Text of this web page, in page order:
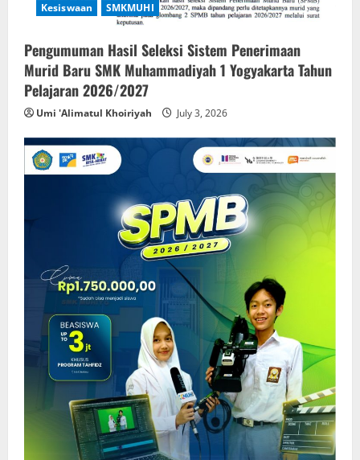
Kesiswaan SMKMUHI
Pengumuman Hasil Seleksi Sistem Penerimaan
Murid Baru SMK Muhammadiyah 1 Yogyakarta Tahun
Pelajaran 2026/2027
Umi 'Alimatul Khoiriyah July 3, 2026